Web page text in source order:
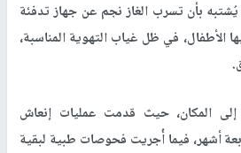
بأن تسرب الغاز نجم عن جهاز تدفئة
الأطفال، في ظل غياب التهوية المناسبة،
.
المكان، حيث قدمت عمليات إنعاش
أشهر، فيما أُجريت فحوصات طبية لبقية